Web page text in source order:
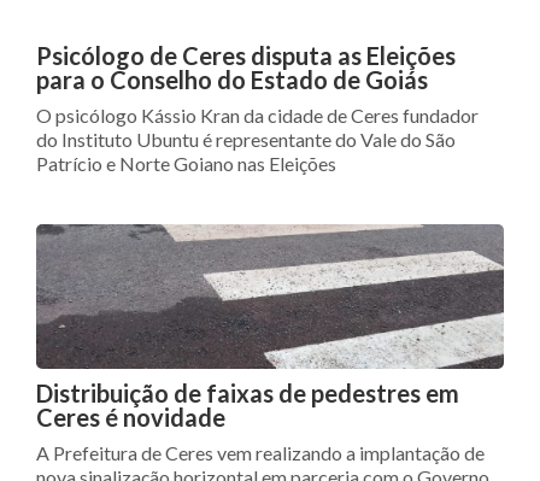
Psicólogo de Ceres disputa as Eleições
para o Conselho do Estado de Goiás
O psicólogo Kássio Kran da cidade de Ceres fundador
do Instituto Ubuntu é representante do Vale do São
Patrício e Norte Goiano nas Eleições
Distribuição de faixas de pedestres em
Ceres é novidade
A Prefeitura de Ceres vem realizando a implantação de